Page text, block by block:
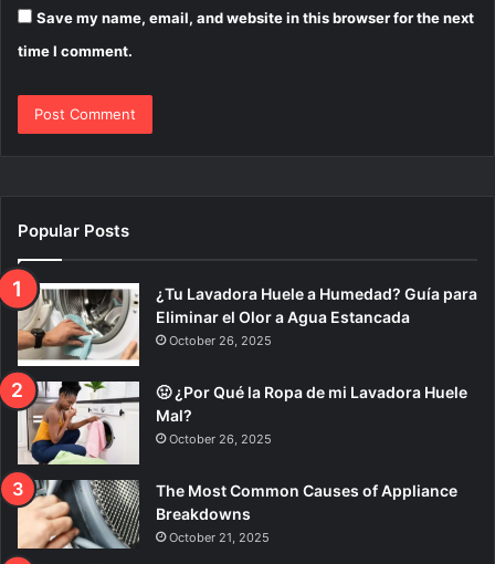
Save my name, email, and website in this browser for the next
time I comment.
Popular Posts
¿Tu Lavadora Huele a Humedad? Guía para
Eliminar el Olor a Agua Estancada
October 26, 2025
🤢 ¿Por Qué la Ropa de mi Lavadora Huele
Mal?
October 26, 2025
The Most Common Causes of Appliance
Breakdowns
October 21, 2025